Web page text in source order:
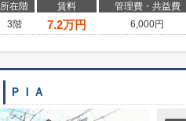
所在階 賃料 管理費・共益費
3階
7.2万円 6,000円
ＰＩＡ